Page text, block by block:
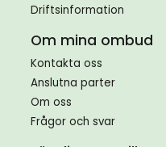
Driftsinformation
Om mina ombud
Kontakta oss
Anslutna parter
Om oss
Frågor och svar